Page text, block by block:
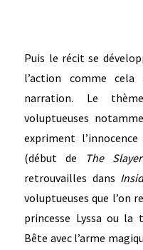
Puis le récit se
l’action comme
narration. Le
voluptueuses
expriment
(début de
The
retrouvailles dans
voluptueuses que l’on
princesse Lyssa ou
Bête avec l’arme